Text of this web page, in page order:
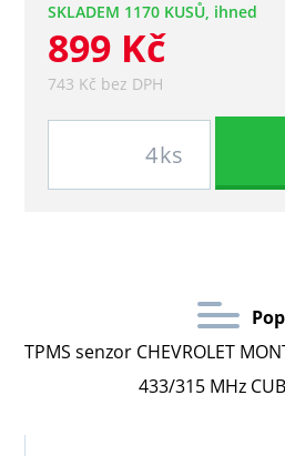
SKLADEM 1170 KUSŮ, ihned
899 Kč
743 Kč bez DPH
ks
TPMS senzor CHEVROLET
433/315 MHz